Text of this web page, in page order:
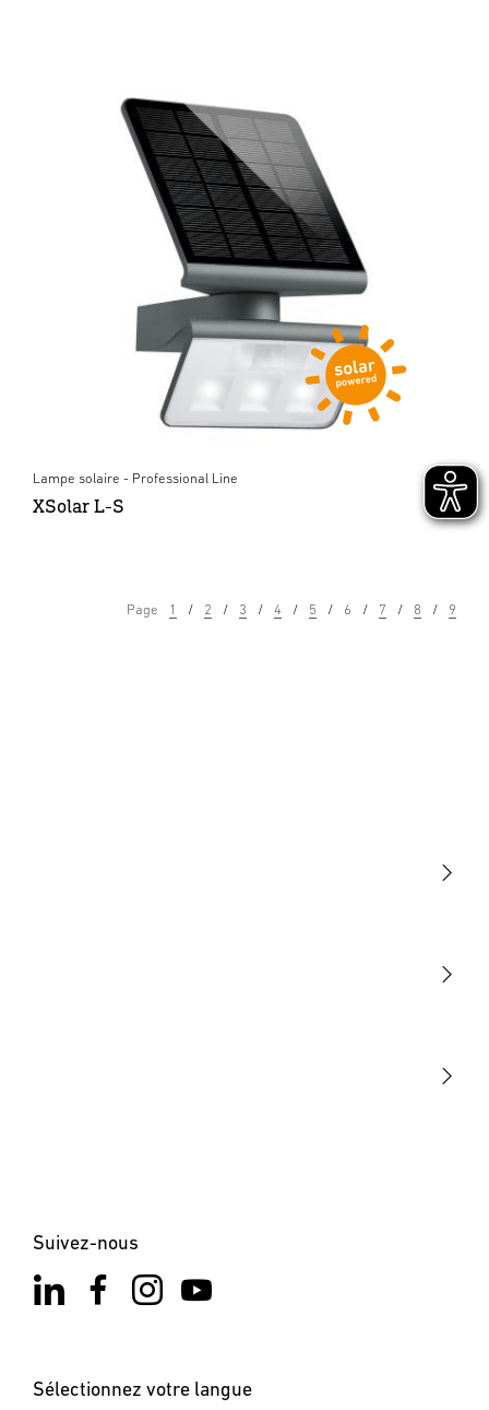
Lampe solaire - Professional Line
XSolar L-S
Page 1 2 3 4 5 6 7 8 9
Suivez-nous
Sélectionnez votre langue